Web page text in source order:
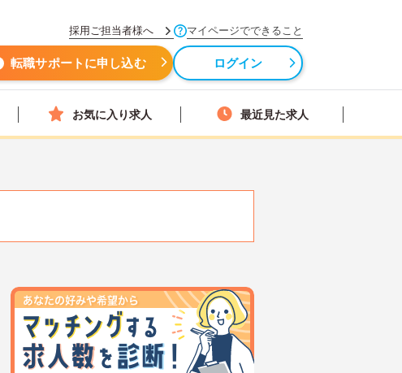
採用ご担当者様へ マイページでできること
転職サポートに申し込む ログイン
お気に入り求人 最近見た求人